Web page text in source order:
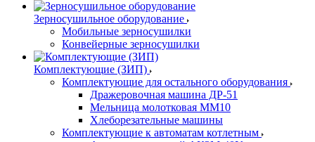
Зерносушильное оборудование
Мобильные зерносушилки
Конвейерные зерносушилки
Комплектующие (ЗИП)
Комплектующие для остального оборудования
Дражеровочная машина ДР-51
Мельница молотковая ММ10
Хлеборезательные машины
Комплектующие к автоматам котлетным